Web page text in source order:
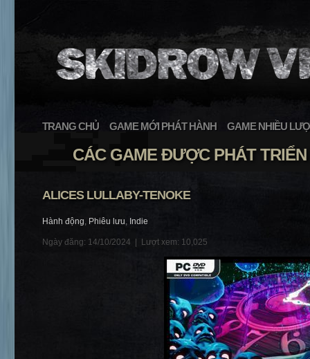
TRANG CHỦ GAME MỚI PHÁT HÀNH GAME NHIỀU
CÁC GAME ĐƯỢC PHÁT
ALICES LULLABY-TENOKE
Hành động, Phiêu lưu, Indie
Ngày đăng: 14/10/2024 | Lượt xem: 10,025